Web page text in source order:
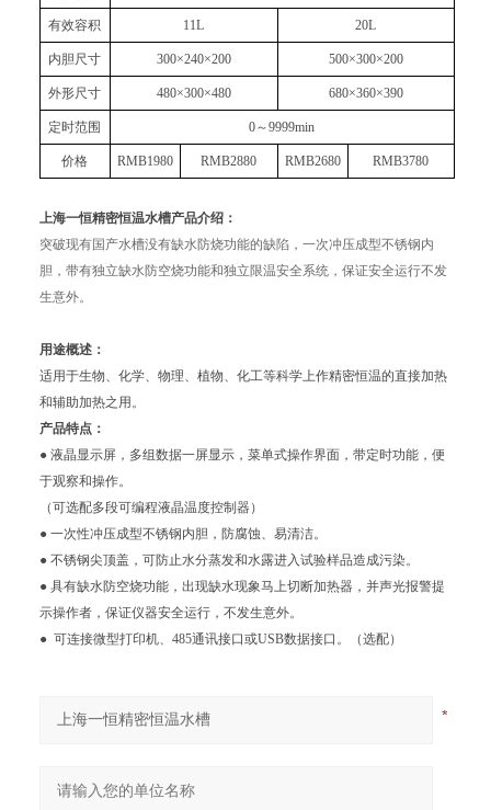
有效容积 11L 20L
内胆尺寸 300×240×200 500×300×200
外形尺寸 480×300×480 680×360×390
定时范围 0～9999min
价格 RMB1980 RMB2880 RMB2680 RMB3780
上海一恒精密恒温水槽产品介绍：
突破现有国产水槽没有缺水防烧功能的缺陷，一次冲压成型不锈钢内
胆，带有独立缺水防空烧功能和独立限温安全系统，保证安全运行不发
生意外。
用途概述：
适用于生物、化学、物理、植物、化工等科学上作精密恒温的直接加热
和辅助加热之用。
产品特点：
●液晶显示屏，多组数据一屏显示，菜单式操作界面，带定时功能，便
于观察和操作。
（可选配多段可编程液晶温度控制器）
● 一次性冲压成型不锈钢内胆，防腐蚀、易清洁。
●不锈钢尖顶盖，可防止水分蒸发和水露进入试验样品造成污染。
●具有缺水防空烧功能，出现缺水现象马上切断加热器，并声光报警提
示操作者，保证仪器安全运行，不发生意外。
● 可连接微型打印机、485通讯接口或USB数据接口。（选配）